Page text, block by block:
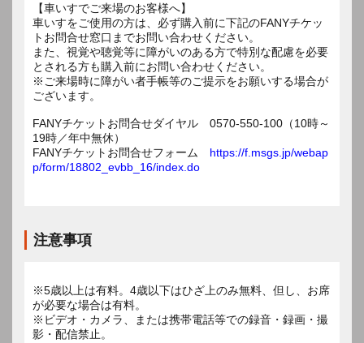
【車いすでご来場のお客様へ】
車いすをご使用の方は、必ず購入前に下記のFANYチケッ
トお問合せ窓口までお問い合わせください。
また、視覚や聴覚等に障がいのある方で特別な配慮を必要
とされる方も購入前にお問い合わせください。
※ご来場時に障がい者手帳等のご提示をお願いする場合が
ございます。
FANYチケットお問合せダイヤル 0570-550-100（10時～
19時／年中無休）
FANYチケットお問合せフォーム https://f.msgs.jp/webap
p/form/18802_evbb_16/index.do
注意事項
※5歳以上は有料。4歳以下はひざ上のみ無料、但し、お席
が必要な場合は有料。
※ビデオ・カメラ、または携帯電話等での録音・録画・撮
影・配信禁止。